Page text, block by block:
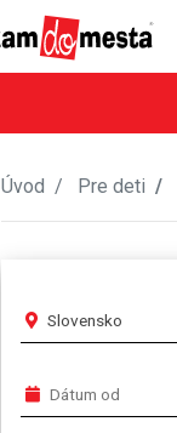
Úvod Pre deti
Slovensko